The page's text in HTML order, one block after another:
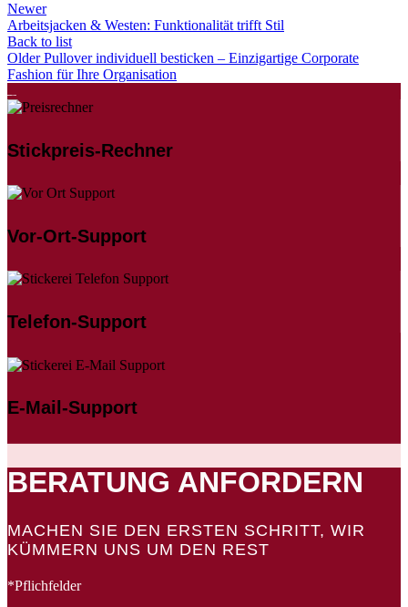
Newer
Arbeitsjacken & Westen: Funktionalität trifft Stil
Back to list
Older Pullover individuell besticken – Einzigartige Corporate
Fashion für Ihre Organisation
Stickpreis-Rechner
Vor-Ort-Support
Telefon-Support
E-Mail-Support
BERATUNG ANFORDERN
MACHEN SIE DEN ERSTEN SCHRITT, WIR
KÜMMERN UNS UM DEN REST
*Pflichfelder